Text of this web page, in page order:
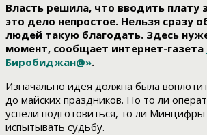
Власть решила, что вводить плату
это дело непростое. Нельзя сразу
людей такую благодать. Здесь
момент, сообщает интернет-газета
Биробиджан@».
Изначально идея должна была
до майских праздников. Но то ли
успели подготовиться, то ли
испытывать судьбу.